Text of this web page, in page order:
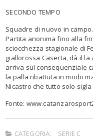
SECONDO TEMPO
Squadre di nuovo in
Partita anonima fino alla
sciocchezza stagionale di
giallorossa Caserta, dà il
arriva sul consequenziale
la palla ribattuta in modo
Nicastro che tutto solo
Fonte:
CATEGORIA: SERIE C